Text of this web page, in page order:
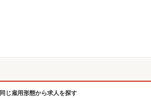
同じ雇用形態から求人を探す